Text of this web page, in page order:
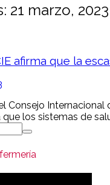
21 marzo, 2023
afirma que la
Consejo
los sistemas de